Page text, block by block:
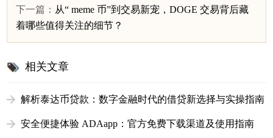
下一篇： 从“ meme 币”到交易新宠，DOGE 交易背后藏
着哪些值得关注的细节？
相关文章
解析泰达币贷款：数字金融时代的借贷新选择与实操指南
安全便捷体验 ADAapp：官方免费下载渠道及使用指南